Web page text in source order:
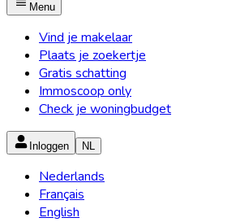
Menu
Vind je makelaar
Plaats je zoekertje
Gratis schatting
Immoscoop only
Check je woningbudget
Inloggen NL
Nederlands
Français
English